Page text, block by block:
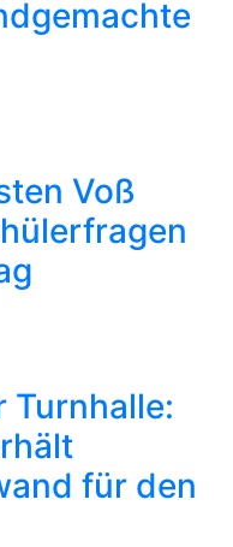
Voß
Turnhalle:
für den